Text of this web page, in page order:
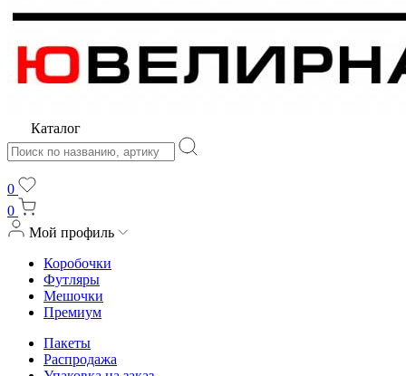
Каталог
0
0
Мой профиль
Коробочки
Футляры
Мешочки
Премиум
Пакеты
Распродажа